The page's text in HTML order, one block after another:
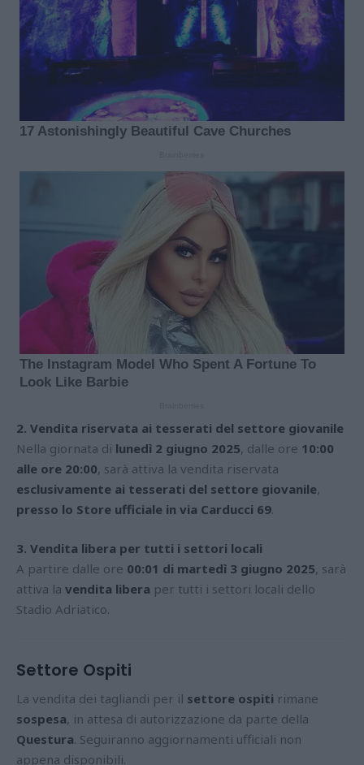
2. Vendita riservata ai tesserati del settore giovanile
Nella giornata di lunedì 2 giugno 2025, dalle ore 10:00
alle ore 20:00, sarà attiva la vendita riservata
esclusivamente ai tesserati del settore giovanile,
presso lo Store ufficiale in via Carducci 69.
3. Vendita libera per tutti i settori locali
A partire dalle ore 00:01 di martedì 3 giugno 2025, sarà
attiva la vendita libera per tutti i settori locali dello
Stadio Adriatico.
Settore Ospiti
La vendita dei tagliandi per il settore ospiti rimane
sospesa, in attesa di autorizzazione da parte della
Questura. Seguiranno aggiornamenti ufficiali non
appena disponibili.